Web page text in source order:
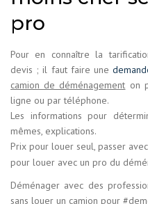
pro
Pour en connaître la
devis ; il faut faire une
camion de déménagement on
ligne ou par téléphone.
Les informations pour
mêmes, explications.
Prix pour louer seul, passer
pour louer avec un pro du
Déménager avec des
sans louer un camion pour